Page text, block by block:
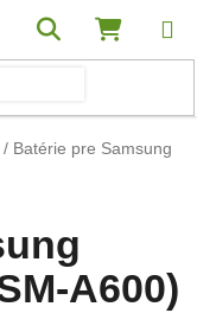
Hľadať
/ Batérie pre Samsung
A600)